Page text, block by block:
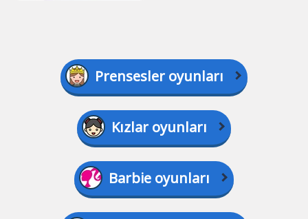
Prensesler oyunları
Kızlar oyunları
Barbie oyunları